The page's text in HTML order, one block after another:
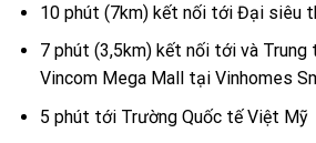
10 phút (7km) kết nối tới Đại siêu
7 phút (3,5km) kết nối tới và
Vincom Mega Mall tại Vinhomes
5 phút tới Trường Quốc tế Việt Mỹ